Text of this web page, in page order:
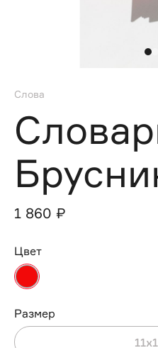
Слова
1 860 ₽
Цвет
Размер